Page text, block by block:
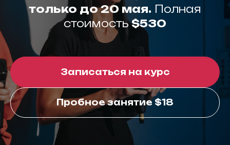
только до 20 мая. Полная
стоимость$530
Записаться на курс
Пробное занятие $18